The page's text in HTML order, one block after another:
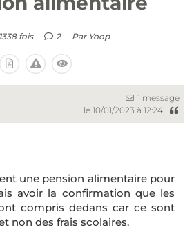
fois 2 Par Yoop
1 message
le 10/01/2023 à 12:24
une pension alimentaire pour
avoir la confirmation que les
compris dedans car ce sont
non des frais scolaires.